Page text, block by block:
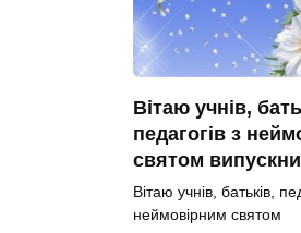
Вітаю учнів,
педагогів з
святом
Вітаю учнів, батьків,
неймовірним святом